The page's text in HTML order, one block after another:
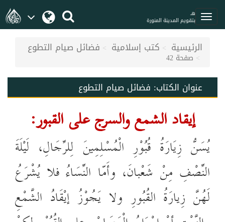
هـ
بتقويم المدينة المنورة
الرئيسية كتب إسلامية فضائل صيام التطوع
صفحة 42
عنوان الكتاب: فضائل صيام التطوع
إيقاد الشمع والسرج على القبور:
يُسَنُّ زِيَارَةُ قُبُوْرِ الْمُسْلِمِينَ لِلرِّجَالِ، لَيْلَةَ
النِّصْفِ مِنْ شَعْبانَ، وأَمّا النِّسَاءُ فلا يُشْرَعُ
لَهُنَّ زِيارَةُ القُبُورِ ولا يَجُوْزُ إيْقَادُ الشَّمْعِ